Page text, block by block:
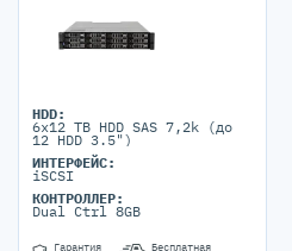
HDD:
6x12 TB HDD SAS 7,2k (до
12 HDD 3.5")
ИНТЕРФЕЙС:
iSCSI
КОНТРОЛЛЕР:
Dual Ctrl 8GB
Гарантия
Бесплатная